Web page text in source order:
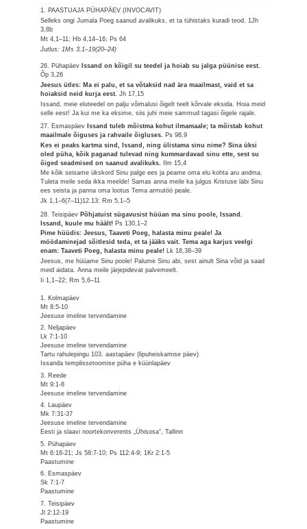
1. PAASTUAJA PÜHAPÄEV (INVOCAVIT)
Selleks ongi Jumala Poeg saanud avalikuks, et ta tühistaks kuradi teod. 1Jh
3,8b
Mt 4,1–11; Hb 4,14–16; Ps 64
Jutlus: 1Ms 3,1–19(20–24)
26. Pühapäev Issand on kõigil su teedel ja hoiab su jalga püünise eest.
Õp 3,26
Jeesus ütles: Ma ei palu, et sa võtaksid nad ära maailmast, vaid et sa
hoiaksid neid kurja eest.Jh 17,15
Issand, meie eluteedel on palju võimalusi õigelt teelt kõrvale eksida. Hoia meid
selle eest! Ja kui me ka eksime, siis juhi meie sammud tagasi õigele rajale.
27. Esmaspäev Issand tuleb mõistma kohut ilmamaale; ta mõistab kohut
maailmale õiguses ja rahvaile õigluses. Ps 98,9
Kes ei peaks kartma sind, Issand, ning ülistama sinu nime? Sina üksi
oled püha, kõik paganad tulevad ning kummardavad sinu ette, sest su
õiged seadmised on saanud avalikuks.
Ilm 15,4
Me kõik seisame ükskord Sinu palge ees ja peame oma elu kohta aru andma.
Tuleta meile seda ikka meelde! Samas anna meile ka julgus Kristuse läbi Sinu
ees seista ja panna oma lootus Tema armutöö peale.
Jk 1,1–6(7–11)12.13; Rm 5,1–5
28. Teisipäev Põhjatuist sügavusist hüüan ma sinu poole, Issand.
Issand, kuule mu häält! Ps 130,1–2
Pime hüüdis: Jeesus, Taaveti Poeg, halasta minu peale! Ja
möödaminejad sõitlesid teda, et ta jääks vait. Tema aga karjus veelgi
enam: Taaveti Poeg, halasta minu peale! Lk 18,38–39
Jeesus, me hüüame Sinu poole! Palume Sinu abi, sest ainult Sina võid ja saad
meid aidata. Anna meile järjepidevat palvemeelt.
Ii 1,1–22; Rm 5,6–11
1. Kolmapäev
Mt 8:5-10
Jeesuse imeline tervendamine
2. Neljapäev
Lk 7:1-10
Jeesuse imeline tervendamine
Tartu rahulepingu 103. aastapäev (lipuheiskamise päev)
Issanda templissetoomise püha e küünlapäev
3. Reede
Mt 9:1-8
Jeesuse imeline tervendamine
4. Laupäev
Mk 7:31-37
Jeesuse imeline tervendamine
Eesti ja slaavi noortekonverents „Ühisosa“, Tallinn
5. Pühapäev
Mt 6:16-21; Js 58:7-10; Ps 112:4-9; 1Kr 2:1-5
Paastumine
6. Esmaspäev
Sk 7:1-7
Paastumine
7. Teisipäev
Jl 2:12-19
Paastumine